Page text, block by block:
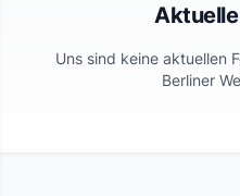
Uns sind keine aktuellen
Berliner